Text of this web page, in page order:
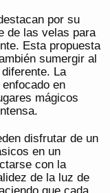
por su
de las velas para
Esta propuesta
sumergir al
La
en
mágicos
disfrutar de un
en un
con la
de la luz de